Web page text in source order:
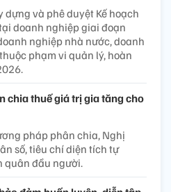
dựng và phê duyệt Kế hoạch
doanh nghiệp giai đoạn
nghiệp nhà nước, doanh
phạm vi quản lý, hoàn
chia thuế giá trị gia tăng cho
pháp phân chia, Nghị
số, tiêu chí diện tích tự
quân đầu người.